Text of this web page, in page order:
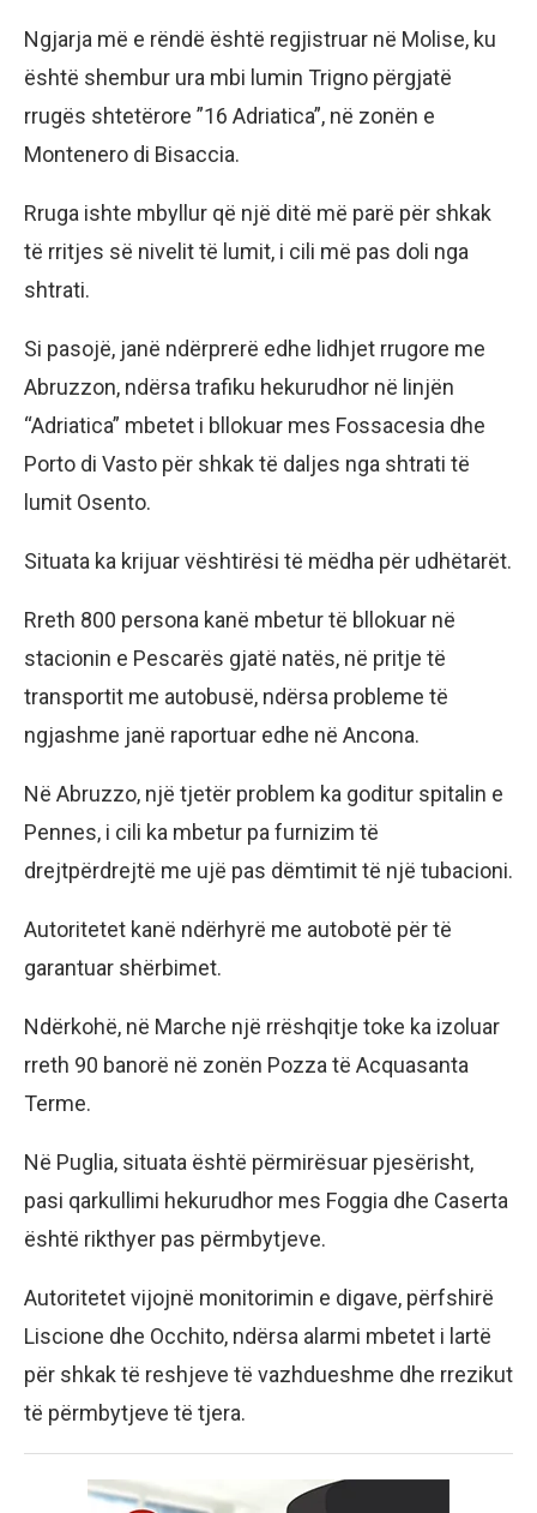
Ngjarja më e rëndë është regjistruar në Molise, ku
është shembur ura mbi lumin Trigno përgjatë
rrugës shtetërore ”16 Adriatica”, në zonën e
Montenero di Bisaccia.
Rruga ishte mbyllur që një ditë më parë për shkak
të rritjes së nivelit të lumit, i cili më pas doli nga
shtrati.
Si pasojë, janë ndërprerë edhe lidhjet rrugore me
Abruzzon, ndërsa trafiku hekurudhor në linjën
“Adriatica” mbetet i bllokuar mes Fossacesia dhe
Porto di Vasto për shkak të daljes nga shtrati të
lumit Osento.
Situata ka krijuar vështirësi të mëdha për udhëtarët.
Rreth 800 persona kanë mbetur të bllokuar në
stacionin e Pescarës gjatë natës, në pritje të
transportit me autobusë, ndërsa probleme të
ngjashme janë raportuar edhe në Ancona.
Në Abruzzo, një tjetër problem ka goditur spitalin e
Pennes, i cili ka mbetur pa furnizim të
drejtpërdrejtë me ujë pas dëmtimit të një tubacioni.
Autoritetet kanë ndërhyrë me autobotë për të
garantuar shërbimet.
Ndërkohë, në Marche një rrëshqitje toke ka izoluar
rreth 90 banorë në zonën Pozza të Acquasanta
Terme.
Në Puglia, situata është përmirësuar pjesërisht,
pasi qarkullimi hekurudhor mes Foggia dhe Caserta
është rikthyer pas përmbytjeve.
Autoritetet vijojnë monitorimin e digave, përfshirë
Liscione dhe Occhito, ndërsa alarmi mbetet i lartë
për shkak të reshjeve të vazhdueshme dhe rrezikut
të përmbytjeve të tjera.